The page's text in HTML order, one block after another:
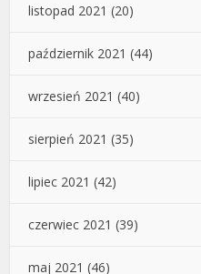
listopad 2021 (20)
październik 2021 (44)
wrzesień 2021 (40)
sierpień 2021 (35)
lipiec 2021 (42)
czerwiec 2021 (39)
maj 2021 (46)